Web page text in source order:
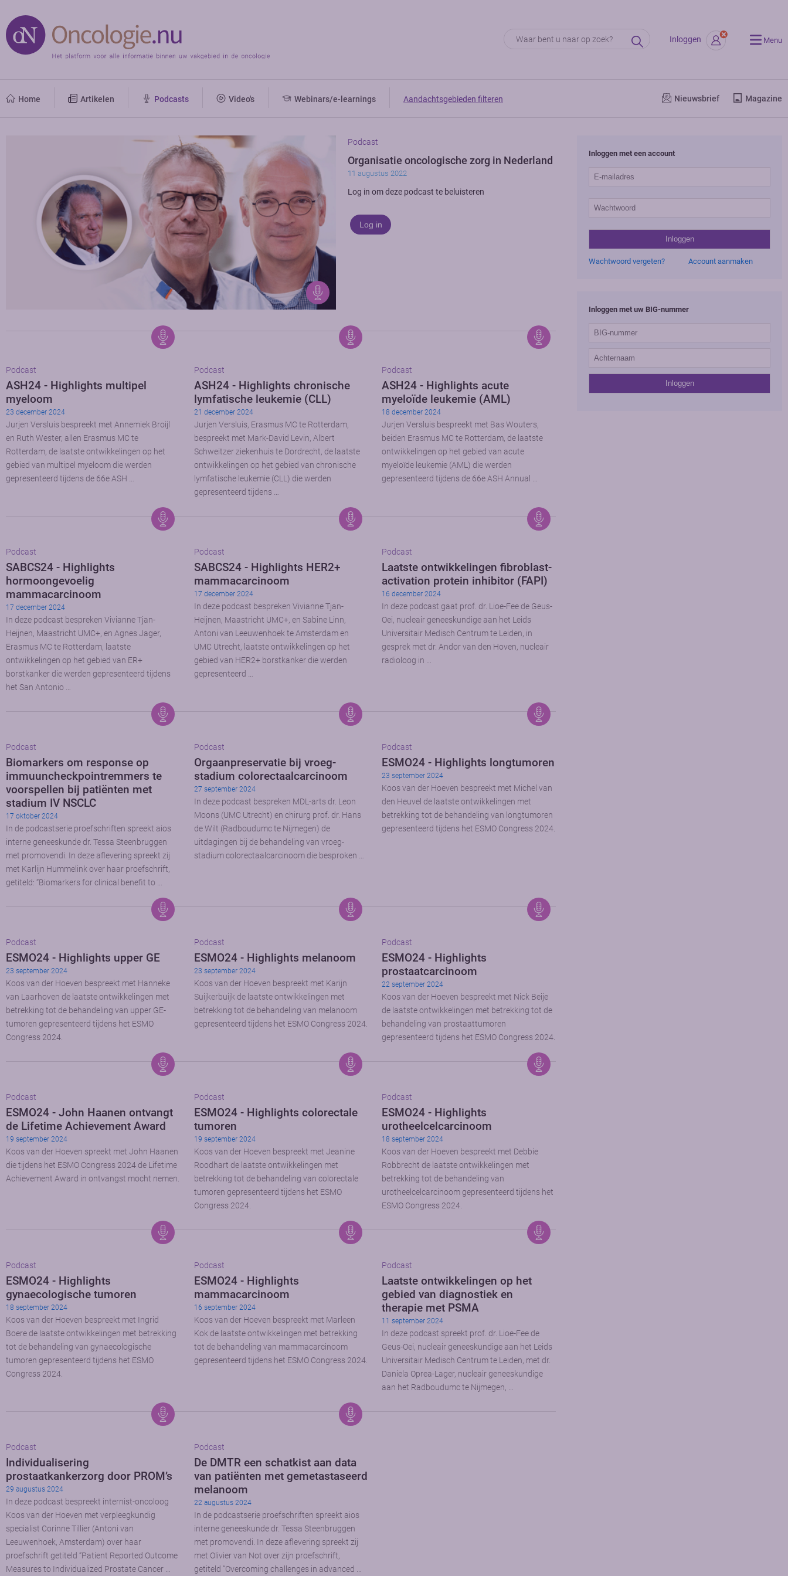
Inloggen Menu
Home Artikelen Podcasts Video's Webinars/e-learnings Aandachtsgebieden filteren Nieuwsbrief Magazine
Podcast
Organisatie oncologische zorg in Nederland
11 augustus 2022
Log in om deze podcast te beluisteren
Log in
Podcast
ASH24 - Highlights multipel
myeloom
23 december 2024
Jurjen Versluis bespreekt met Annemiek Broijl
en Ruth Wester, allen Erasmus MC te
Rotterdam, de laatste ontwikkelingen op het
gebied van multipel myeloom die werden
gepresenteerd tijdens de 66e ASH …
Podcast
ASH24 - Highlights chronische
lymfatische leukemie (CLL)
21 december 2024
Jurjen Versluis, Erasmus MC te Rotterdam,
bespreekt met Mark-David Levin, Albert
Schweitzer ziekenhuis te Dordrecht, de laatste
ontwikkelingen op het gebied van chronische
lymfatische leukemie (CLL) die werden
gepresenteerd tijdens …
Podcast
ASH24 - Highlights acute
myeloïde leukemie (AML)
18 december 2024
Jurjen Versluis bespreekt met Bas Wouters,
beiden Erasmus MC te Rotterdam, de laatste
ontwikkelingen op het gebied van acute
myeloïde leukemie (AML) die werden
gepresenteerd tijdens de 66e ASH Annual …
Podcast
SABCS24 - Highlights
hormoongevoelig
mammacarcinoom
17 december 2024
In deze podcast bespreken Vivianne Tjan-
Heijnen, Maastricht UMC+, en Agnes Jager,
Erasmus MC te Rotterdam, laatste
ontwikkelingen op het gebied van ER+
borstkanker die werden gepresenteerd tijdens
het San Antonio …
Podcast
SABCS24 - Highlights HER2+
mammacarcinoom
17 december 2024
In deze podcast bespreken Vivianne Tjan-
Heijnen, Maastricht UMC+, en Sabine Linn,
Antoni van Leeuwenhoek te Amsterdam en
UMC Utrecht, laatste ontwikkelingen op het
gebied van HER2+ borstkanker die werden
gepresenteerd …
Podcast
Laatste ontwikkelingen fibroblast-
activation protein inhibitor (FAPI)
16 december 2024
In deze podcast gaat prof. dr. Lioe-Fee de Geus-
Oei, nucleair geneeskundige aan het Leids
Universitair Medisch Centrum te Leiden, in
gesprek met dr. Andor van den Hoven, nucleair
radioloog in …
Podcast
Biomarkers om response op
immuuncheckpointremmers te
voorspellen bij patiënten met
stadium IV NSCLC
17 oktober 2024
In de podcastserie proefschriften spreekt aios
interne geneeskunde dr. Tessa Steenbruggen
met promovendi. In deze aflevering spreekt zij
met Karlijn Hummelink over haar proefschrift,
getiteld: “Biomarkers for clinical benefit to …
Podcast
Orgaanpreservatie bij vroeg-
stadium colorectaalcarcinoom
27 september 2024
In deze podcast bespreken MDL-arts dr. Leon
Moons (UMC Utrecht) en chirurg prof. dr. Hans
de Wilt (Radboudumc te Nijmegen) de
uitdagingen bij de behandeling van vroeg-
stadium colorectaalcarcinoom die besproken …
Podcast
ESMO24 - Highlights longtumoren
23 september 2024
Koos van der Hoeven bespreekt met Michel van
den Heuvel de laatste ontwikkelingen met
betrekking tot de behandeling van longtumoren
gepresenteerd tijdens het ESMO Congress 2024.
Podcast
ESMO24 - Highlights upper GE
23 september 2024
Koos van der Hoeven bespreekt met Hanneke
van Laarhoven de laatste ontwikkelingen met
betrekking tot de behandeling van upper GE-
tumoren gepresenteerd tijdens het ESMO
Congress 2024.
Podcast
ESMO24 - Highlights melanoom
23 september 2024
Koos van der Hoeven bespreekt met Karijn
Suijkerbuijk de laatste ontwikkelingen met
betrekking tot de behandeling van melanoom
gepresenteerd tijdens het ESMO Congress 2024.
Podcast
ESMO24 - Highlights
prostaatcarcinoom
22 september 2024
Koos van der Hoeven bespreekt met Nick Beije
de laatste ontwikkelingen met betrekking tot de
behandeling van prostaattumoren
gepresenteerd tijdens het ESMO Congress 2024.
Podcast
ESMO24 - John Haanen ontvangt
de Lifetime Achievement Award
19 september 2024
Koos van der Hoeven spreekt met John Haanen
die tijdens het ESMO Congress 2024 de Lifetime
Achievement Award in ontvangst mocht nemen.
Podcast
ESMO24 - Highlights colorectale
tumoren
19 september 2024
Koos van der Hoeven bespreekt met Jeanine
Roodhart de laatste ontwikkelingen met
betrekking tot de behandeling van colorectale
tumoren gepresenteerd tijdens het ESMO
Congress 2024.
Podcast
ESMO24 - Highlights
urotheelcelcarcinoom
18 september 2024
Koos van der Hoeven bespreekt met Debbie
Robbrecht de laatste ontwikkelingen met
betrekking tot de behandeling van
urotheelcelcarcinoom gepresenteerd tijdens het
ESMO Congress 2024.
Podcast
ESMO24 - Highlights
gynaecologische tumoren
18 september 2024
Koos van der Hoeven bespreekt met Ingrid
Boere de laatste ontwikkelingen met betrekking
tot de behandeling van gynaecologische
tumoren gepresenteerd tijdens het ESMO
Congress 2024.
Podcast
ESMO24 - Highlights
mammacarcinoom
16 september 2024
Koos van der Hoeven bespreekt met Marleen
Kok de laatste ontwikkelingen met betrekking
tot de behandeling van mammacarcinoom
gepresenteerd tijdens het ESMO Congress 2024.
Podcast
Laatste ontwikkelingen op het
gebied van diagnostiek en
therapie met PSMA
11 september 2024
In deze podcast spreekt prof. dr. Lioe-Fee de
Geus-Oei, nucleair geneeskundige aan het Leids
Universitair Medisch Centrum te Leiden, met dr.
Daniela Oprea-Lager, nucleair geneeskundige
aan het Radboudumc te Nijmegen, …
Podcast
Individualisering
prostaatkankerzorg door PROM’s
29 augustus 2024
In deze podcast bespreekt internist-oncoloog
Koos van der Hoeven met verpleegkundig
specialist Corinne Tillier (Antoni van
Leeuwenhoek, Amsterdam) over haar
proefschrift getiteld “Patient Reported Outcome
Measures to Individualized Prostate Cancer …
Podcast
De DMTR een schatkist aan data
van patiënten met gemetastaseerd
melanoom
22 augustus 2024
In de podcastserie proefschriften spreekt aios
interne geneeskunde dr. Tessa Steenbruggen
met promovendi. In deze aflevering spreekt zij
met Olivier van Not over zijn proefschrift,
getiteld “Overcoming challenges in advanced …
Inloggen met een account
Wachtwoord vergeten? Account aanmaken
Inloggen met uw BIG-nummer